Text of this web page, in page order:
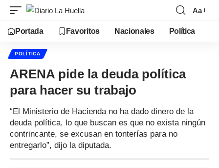
Aa
Portada Favoritos Nacionales Política
POLÍTICA
ARENA pide la deuda política
para hacer su trabajo
“El Ministerio de Hacienda no ha dado dinero de la
deuda política, lo que buscan es que no exista ningún
contrincante, se excusan en tonterías para no
entregarlo”, dijo la diputada.